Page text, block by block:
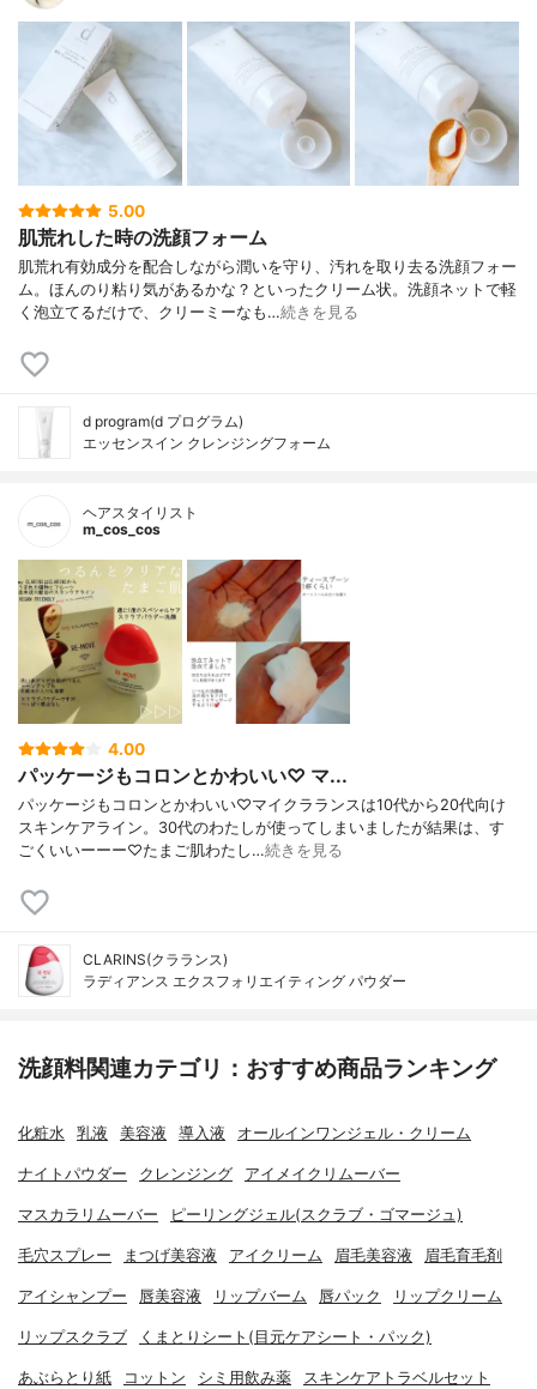
5.00
肌荒れした時の洗顔フォーム
肌荒れ有効成分を配合しながら潤いを守り、汚れを取り去る洗顔フォー
ム。ほんのり粘り気があるかな？といったクリーム状。洗顔ネットで軽
く泡立てるだけで、クリーミーなも…続きを見る
d program(d プログラム)
エッセンスイン クレンジングフォーム
ヘアスタイリスト
m_cos_cos
4.00
パッケージもコロンとかわいい♡ マ...
パッケージもコロンとかわいい♡マイクラランスは10代から20代向け
スキンケアライン。30代のわたしが使ってしまいましたが結果は、す
ごくいいーーー♡たまご肌わたし…続きを見る
CLARINS(クラランス)
ラディアンス エクスフォリエイティング パウダー
洗顔料関連カテゴリ：おすすめ商品ランキング
化粧水 乳液 美容液 導入液 オールインワンジェル・クリーム
ナイトパウダー クレンジング アイメイクリムーバー
マスカラリムーバー ピーリングジェル(スクラブ・ゴマージュ)
毛穴スプレー まつげ美容液 アイクリーム 眉毛美容液 眉毛育毛剤
アイシャンプー 唇美容液 リップバーム 唇パック リップクリーム
リップスクラブ くまとりシート(目元ケアシート・パック)
あぶらとり紙 コットン シミ用飲み薬 スキンケアトラベルセット